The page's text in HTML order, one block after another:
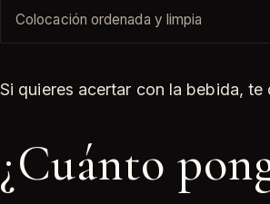
Colocación ordenada y limpia
Si quieres acertar con la bebida, te
¿Cuánto